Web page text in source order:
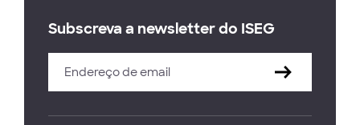
Subscreva a newsletter do ISEG